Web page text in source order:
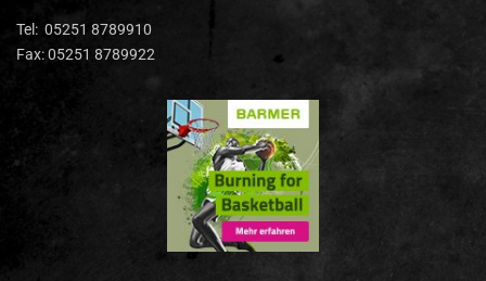
Tel: 05251 8789910
Fax: 05251 8789922